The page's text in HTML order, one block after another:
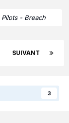
Pilots - Breach
SUIVANT
3